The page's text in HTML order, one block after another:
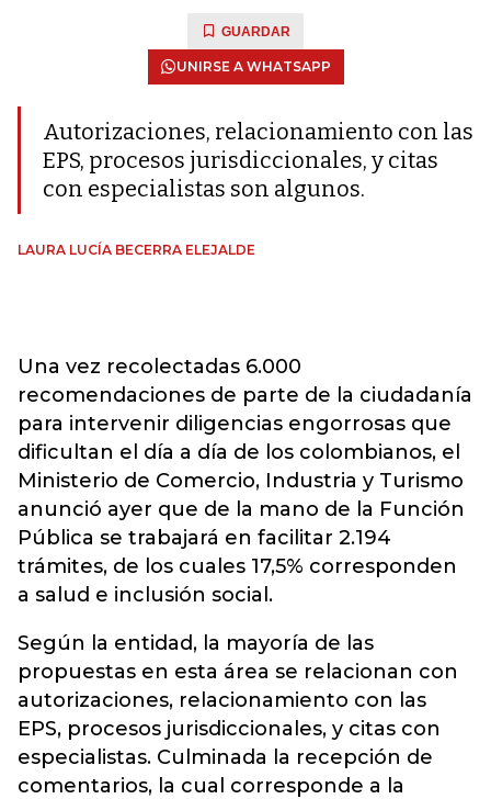
GUARDAR
UNIRSE A WHATSAPP
Autorizaciones, relacionamiento con las
EPS, procesos jurisdiccionales, y citas
con especialistas son algunos.
LAURA LUCÍA BECERRA ELEJALDE
Una vez recolectadas 6.000
recomendaciones de parte de la ciudadanía
para intervenir diligencias engorrosas que
dificultan el día a día de los colombianos, el
Ministerio de Comercio, Industria y Turismo
anunció ayer que de la mano de la Función
Pública se trabajará en facilitar 2.194
trámites, de los cuales 17,5% corresponden
a salud e inclusión social.
Según la entidad, la mayoría de las
propuestas en esta área se relacionan con
autorizaciones, relacionamiento con las
EPS, procesos jurisdiccionales, y citas con
especialistas. Culminada la recepción de
comentarios, la cual corresponde a la